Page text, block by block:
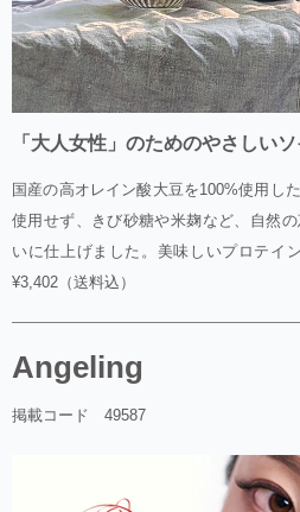
「大人女性」のためのやさしい
国産の高オレイン酸大豆を100%使用し
使用せず、きび砂糖や米麹など、自然
いに仕上げました。美味しいプロテイ
¥3,402（送料込）
Angeling
掲載コード 49587